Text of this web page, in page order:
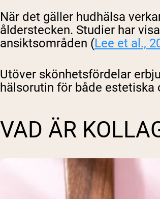
När det gäller hudhälsa
ålderstecken. Studier har
ansiktsområden (Lee et al.,
Utöver skönhetsfördelar
hälsorutin för både estetiska
VAD ÄR